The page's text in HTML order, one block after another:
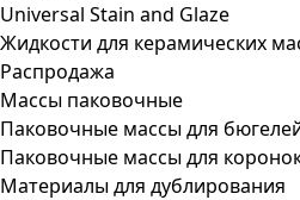
Universal Stain and Glaze
Жидкости для керамических
Распродажа
Массы паковочные
Паковочные массы для
Паковочные массы для
Материалы для дублирования